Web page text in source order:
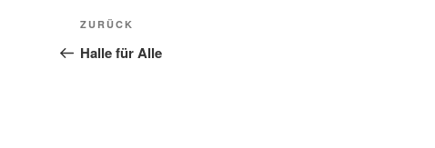
Beitragsnavigation
Vorheriger
Beitrag
ZURÜCK
Halle für Alle